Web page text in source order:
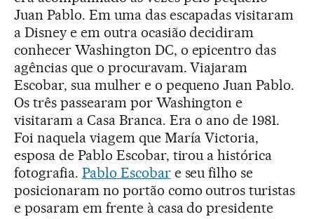
Juan Pablo. Em uma das escapadas visitaram
a Disney e em outra ocasião decidiram
conhecer Washington DC, o epicentro das
agências que o procuravam. Viajaram
Escobar, sua mulher e o pequeno Juan Pablo.
Os três passearam por Washington e
visitaram a Casa Branca. Era o ano de 1981.
Foi naquela viagem que María Victoria,
esposa de Pablo Escobar, tirou a histórica
fotografia. Pablo Escobare seu filho se
posicionaram no portão como outros turistas
e posaram em frente à casa do presidente